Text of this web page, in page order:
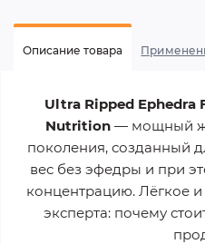
Описание товара
Ultra Ripped Ephedra
Nutrition — мощный
поколения, созданный
вес без эфедры и при
концентрацию. Лёгкое
эксперта: почему